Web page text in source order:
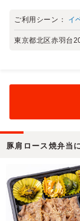
ご利用シーン： イ
東京都北区赤羽台
豚肩ロース焼弁当